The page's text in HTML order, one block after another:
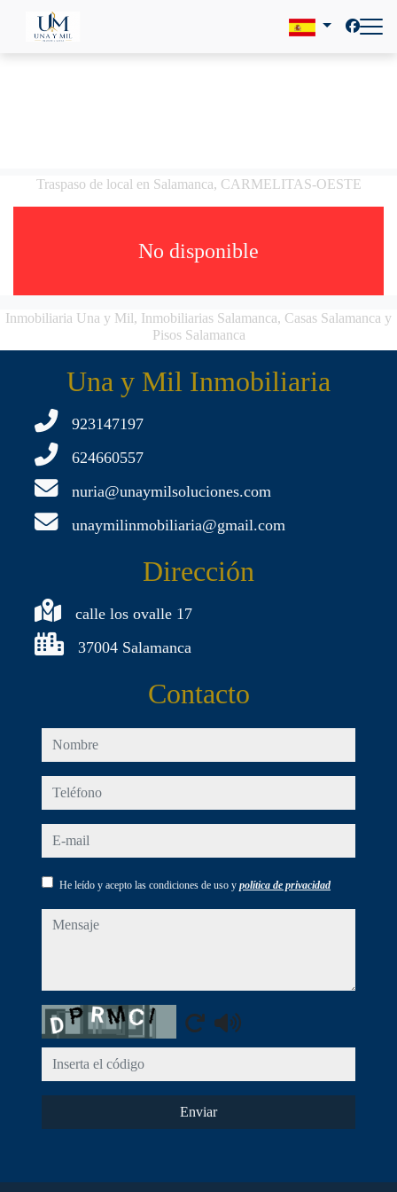
Traspaso de local en Salamanca, CARMELITAS-OESTE
No disponible
Inmobiliaria Una y Mil, Inmobiliarias Salamanca, Casas Salamanca y
Pisos Salamanca
Una y Mil Inmobiliaria
923147197
624660557
nuria@unaymilsoluciones.com
unaymilinmobiliaria@gmail.com
Dirección
calle los ovalle 17
37004 Salamanca
Contacto
nombre
teléfono
e-mail
He leído y acepto las condiciones de uso y política de privacidad
mensaje
Captcha
Enviar